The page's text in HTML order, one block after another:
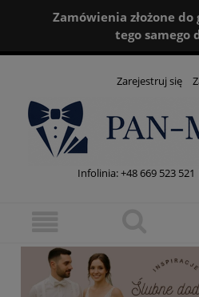
Zamówienia złożone
tego samego
Zarejestruj się
Infolinia:+48 669 523 521